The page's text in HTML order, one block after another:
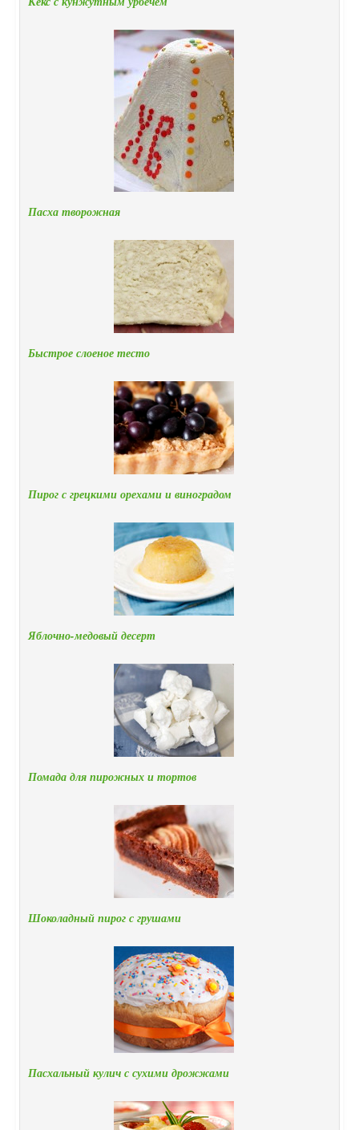
Пасха творожная
Быстрое слоеное тесто
Пирог с грецкими орехами и виноградом
Яблочно-медовый десерт
Помада для пирожных и тортов
Шоколадный пирог с грушами
Пасхальный кулич с сухими дрожжами